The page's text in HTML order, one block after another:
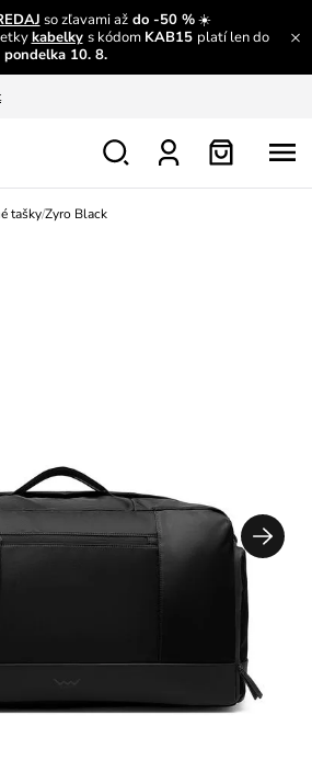
so zľavami aždo -50 %☀️
kabelky s kódom KAB15 platí len do
pondelka 10. 8.
viac
Zobraziť
tašky/Zyro Black